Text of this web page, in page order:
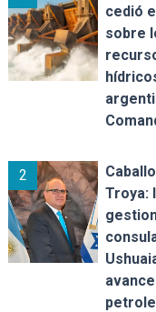
cedió
sobre
2
Troya:
avance